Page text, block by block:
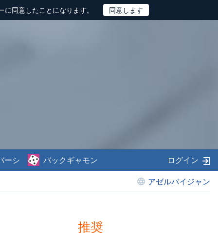
同意したことになります。
アゼルバイジャン
ーシ バックギャモン ログイン
推奨